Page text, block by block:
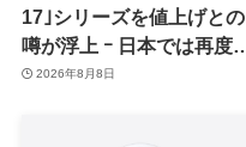
17｣シリーズを値上げとの
噂が浮上 ｰ 日本では再度値
上げの可能性も?!
2026年8月8日